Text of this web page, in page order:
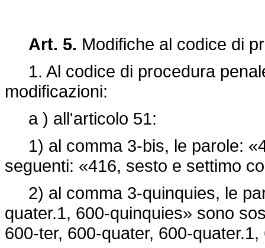
Art. 5. Modifiche al codice di
1. Al codice di procedura
modificazioni:
a ) all'articolo 51:
1) al comma 3-bis, le parole:
seguenti: «416, sesto e settimo
2) al comma 3-quinquies, le
quater.1, 600-quinquies» sono
600-ter, 600-quater, 600-